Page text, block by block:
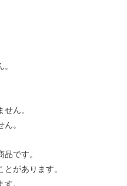
ん。
。
です。
があります。
。